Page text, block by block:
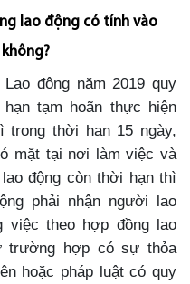
lao động có tính vào
động năm 2019 quy
tạm hoãn thực hiện
trong thời hạn 15 ngày,
mặt tại nơi làm việc và
động còn thời hạn thì
phải nhận người lao
việc theo hợp đồng lao
trường hợp có sự thỏa
hoặc pháp luật có quy